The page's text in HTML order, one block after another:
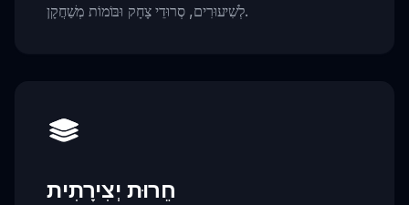
לְשִׁיעוּרִים, סְרוּדֵי צָחָק וּבּוֹמוֹת מְשַׁחֲקָן.
חֵרוּת יְצִירָתִית